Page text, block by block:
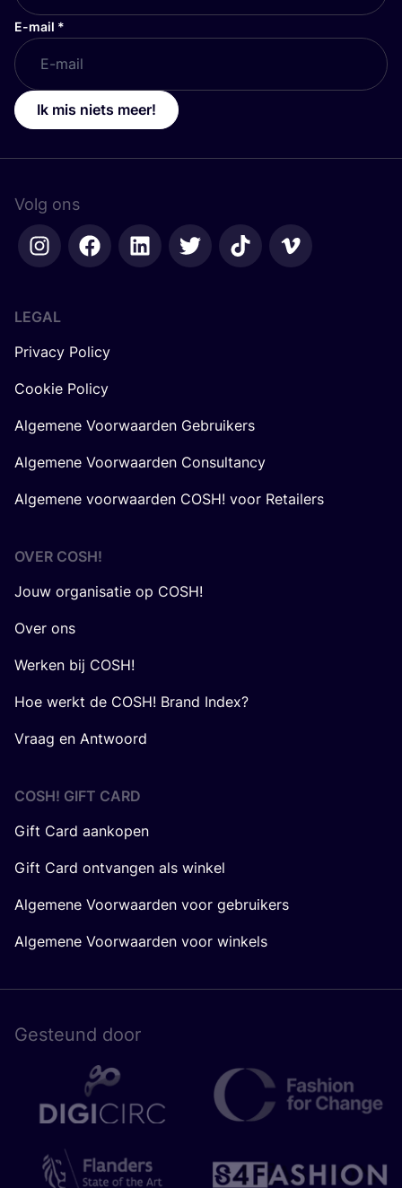
E-mail *
Ik mis niets meer!
Volg ons
LEGAL
Privacy Policy
Cookie Policy
Algemene Voorwaarden Gebruikers
Algemene Voorwaarden Consultancy
Algemene voorwaarden COSH! voor Retailers
OVER COSH!
Jouw organisatie op COSH!
Over ons
Werken bij COSH!
Hoe werkt de COSH! Brand Index?
Vraag en Antwoord
COSH! GIFT CARD
Gift Card aankopen
Gift Card ontvangen als winkel
Algemene Voorwaarden voor gebruikers
Algemene Voorwaarden voor winkels
Gesteund door